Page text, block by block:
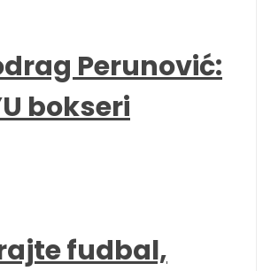
Perunović:
bokseri
fudbal,